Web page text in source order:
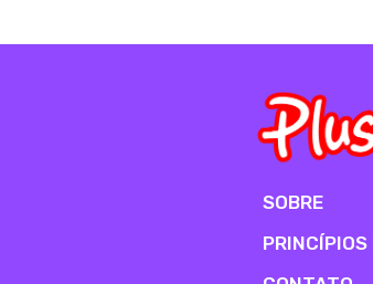
SOBRE